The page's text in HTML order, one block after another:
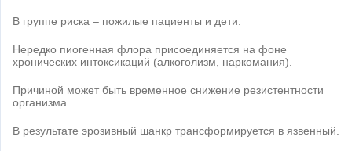
В группе риска – пожилые пациенты и дети.
Нередко пиогенная флора присоединяется на фоне
хронических интоксикаций (алкоголизм, наркомания).
Причиной может быть временное снижение резистентности
организма.
В результате эрозивный шанкр трансформируется в язвенный.